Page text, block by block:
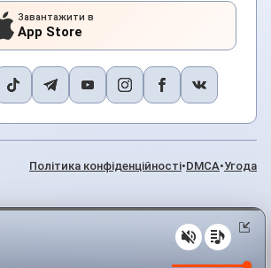
Завантажити в
App Store
Політика конфіденційності•DMCA•Угода